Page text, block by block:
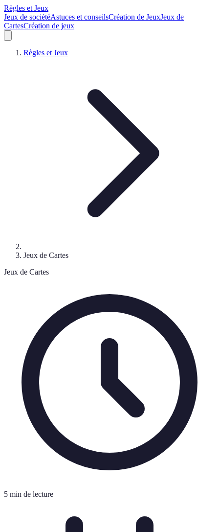
Règles et Jeux
Jeux de sociétéAstuces et conseilsCréation de JeuxJeux de
CartesCréation de jeux
Règles et Jeux
Jeux de Cartes
Jeux de Cartes
5 min de lecture